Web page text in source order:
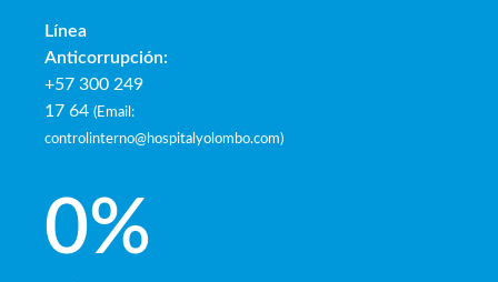
Línea
Anticorrupción:
+57 300 249
17 64 (Email:
controlinterno@hospitalyolombo.com)
0%